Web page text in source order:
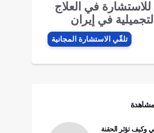
في العلاج
في إيران
تلقّي الاستشارة المجانیة
مشاهدة
وكيف تؤثر الحقنة